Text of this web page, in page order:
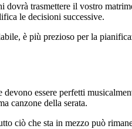
trasmettere il vostro
le decisioni successive.
è più prezioso per la
essere perfetti
canzone della serata.
ciò che sta in mezzo può